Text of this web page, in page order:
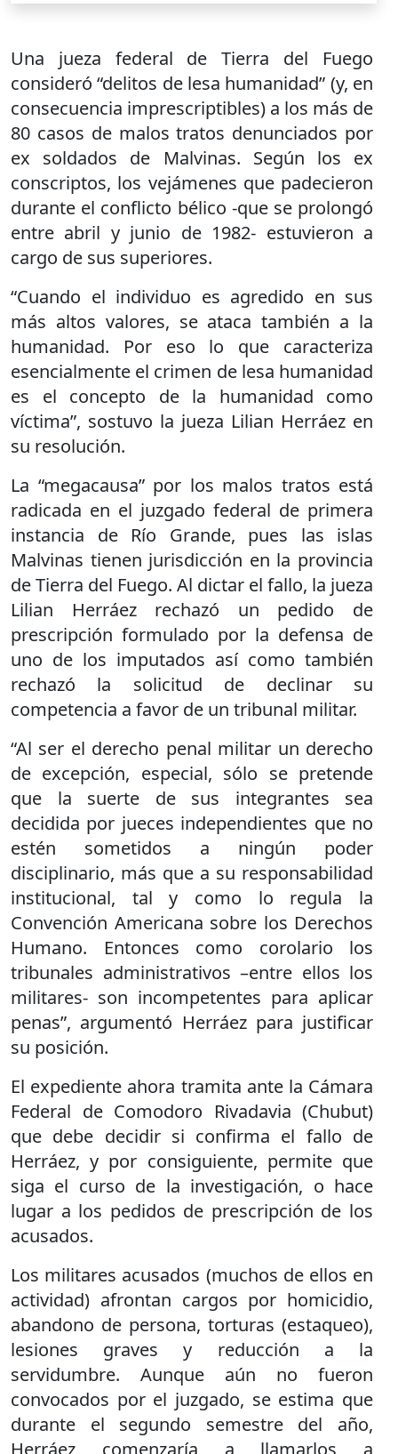
Una jueza federal de Tierra del Fuego
consideró “delitos de lesa humanidad” (y, en
consecuencia imprescriptibles) a los más de
80 casos de malos tratos denunciados por
ex soldados de Malvinas. Según los ex
conscriptos, los vejámenes que padecieron
durante el conflicto bélico -que se prolongó
entre abril y junio de 1982- estuvieron a
cargo de sus superiores.
“Cuando el individuo es agredido en sus
más altos valores, se ataca también a la
humanidad. Por eso lo que caracteriza
esencialmente el crimen de lesa humanidad
es el concepto de la humanidad como
víctima”, sostuvo la jueza Lilian Herráez en
su resolución.
La “megacausa” por los malos tratos está
radicada en el juzgado federal de primera
instancia de Río Grande, pues las islas
Malvinas tienen jurisdicción en la provincia
de Tierra del Fuego. Al dictar el fallo, la jueza
Lilian Herráez rechazó un pedido de
prescripción formulado por la defensa de
uno de los imputados así como también
rechazó la solicitud de declinar su
competencia a favor de un tribunal militar.
“Al ser el derecho penal militar un derecho
de excepción, especial, sólo se pretende
que la suerte de sus integrantes sea
decidida por jueces independientes que no
estén sometidos a ningún poder
disciplinario, más que a su responsabilidad
institucional, tal y como lo regula la
Convención Americana sobre los Derechos
Humano. Entonces como corolario los
tribunales administrativos –entre ellos los
militares- son incompetentes para aplicar
penas”, argumentó Herráez para justificar
su posición.
El expediente ahora tramita ante la Cámara
Federal de Comodoro Rivadavia (Chubut)
que debe decidir si confirma el fallo de
Herráez, y por consiguiente, permite que
siga el curso de la investigación, o hace
lugar a los pedidos de prescripción de los
acusados.
Los militares acusados (muchos de ellos en
actividad) afrontan cargos por homicidio,
abandono de persona, torturas (estaqueo),
lesiones graves y reducción a la
servidumbre. Aunque aún no fueron
convocados por el juzgado, se estima que
durante el segundo semestre del año,
Herráez comenzaría a llamarlos a